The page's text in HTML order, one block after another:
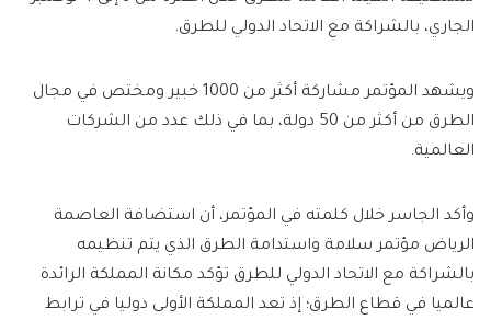
الجاري، بالشراكة مع الاتحاد الدولي للطرق.
ويشهد المؤتمر مشاركة أكثر من 1000 خبير ومختص في مجال
الطرق من أكثر من 50 دولة، بما في ذلك عدد من الشركات
العالمية.
وأكد الجاسر خلال كلمته في المؤتمر، أن استضافة العاصمة
الرياض مؤتمر سلامة واستدامة الطرق الذي يتم تنظيمه
بالشراكة مع الاتحاد الدولي للطرق تؤكد مكانة المملكة الرائدة
عالميا في قطاع الطرق؛ إذ تعد المملكة الأولى دوليا في ترابط